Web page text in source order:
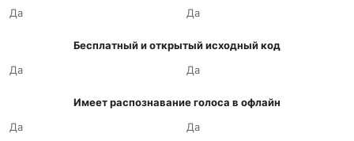
Да
Да
Бесплатный и открытый исходный код
Да
Да
Имеет распознавание голоса в офлайн
Да
Да